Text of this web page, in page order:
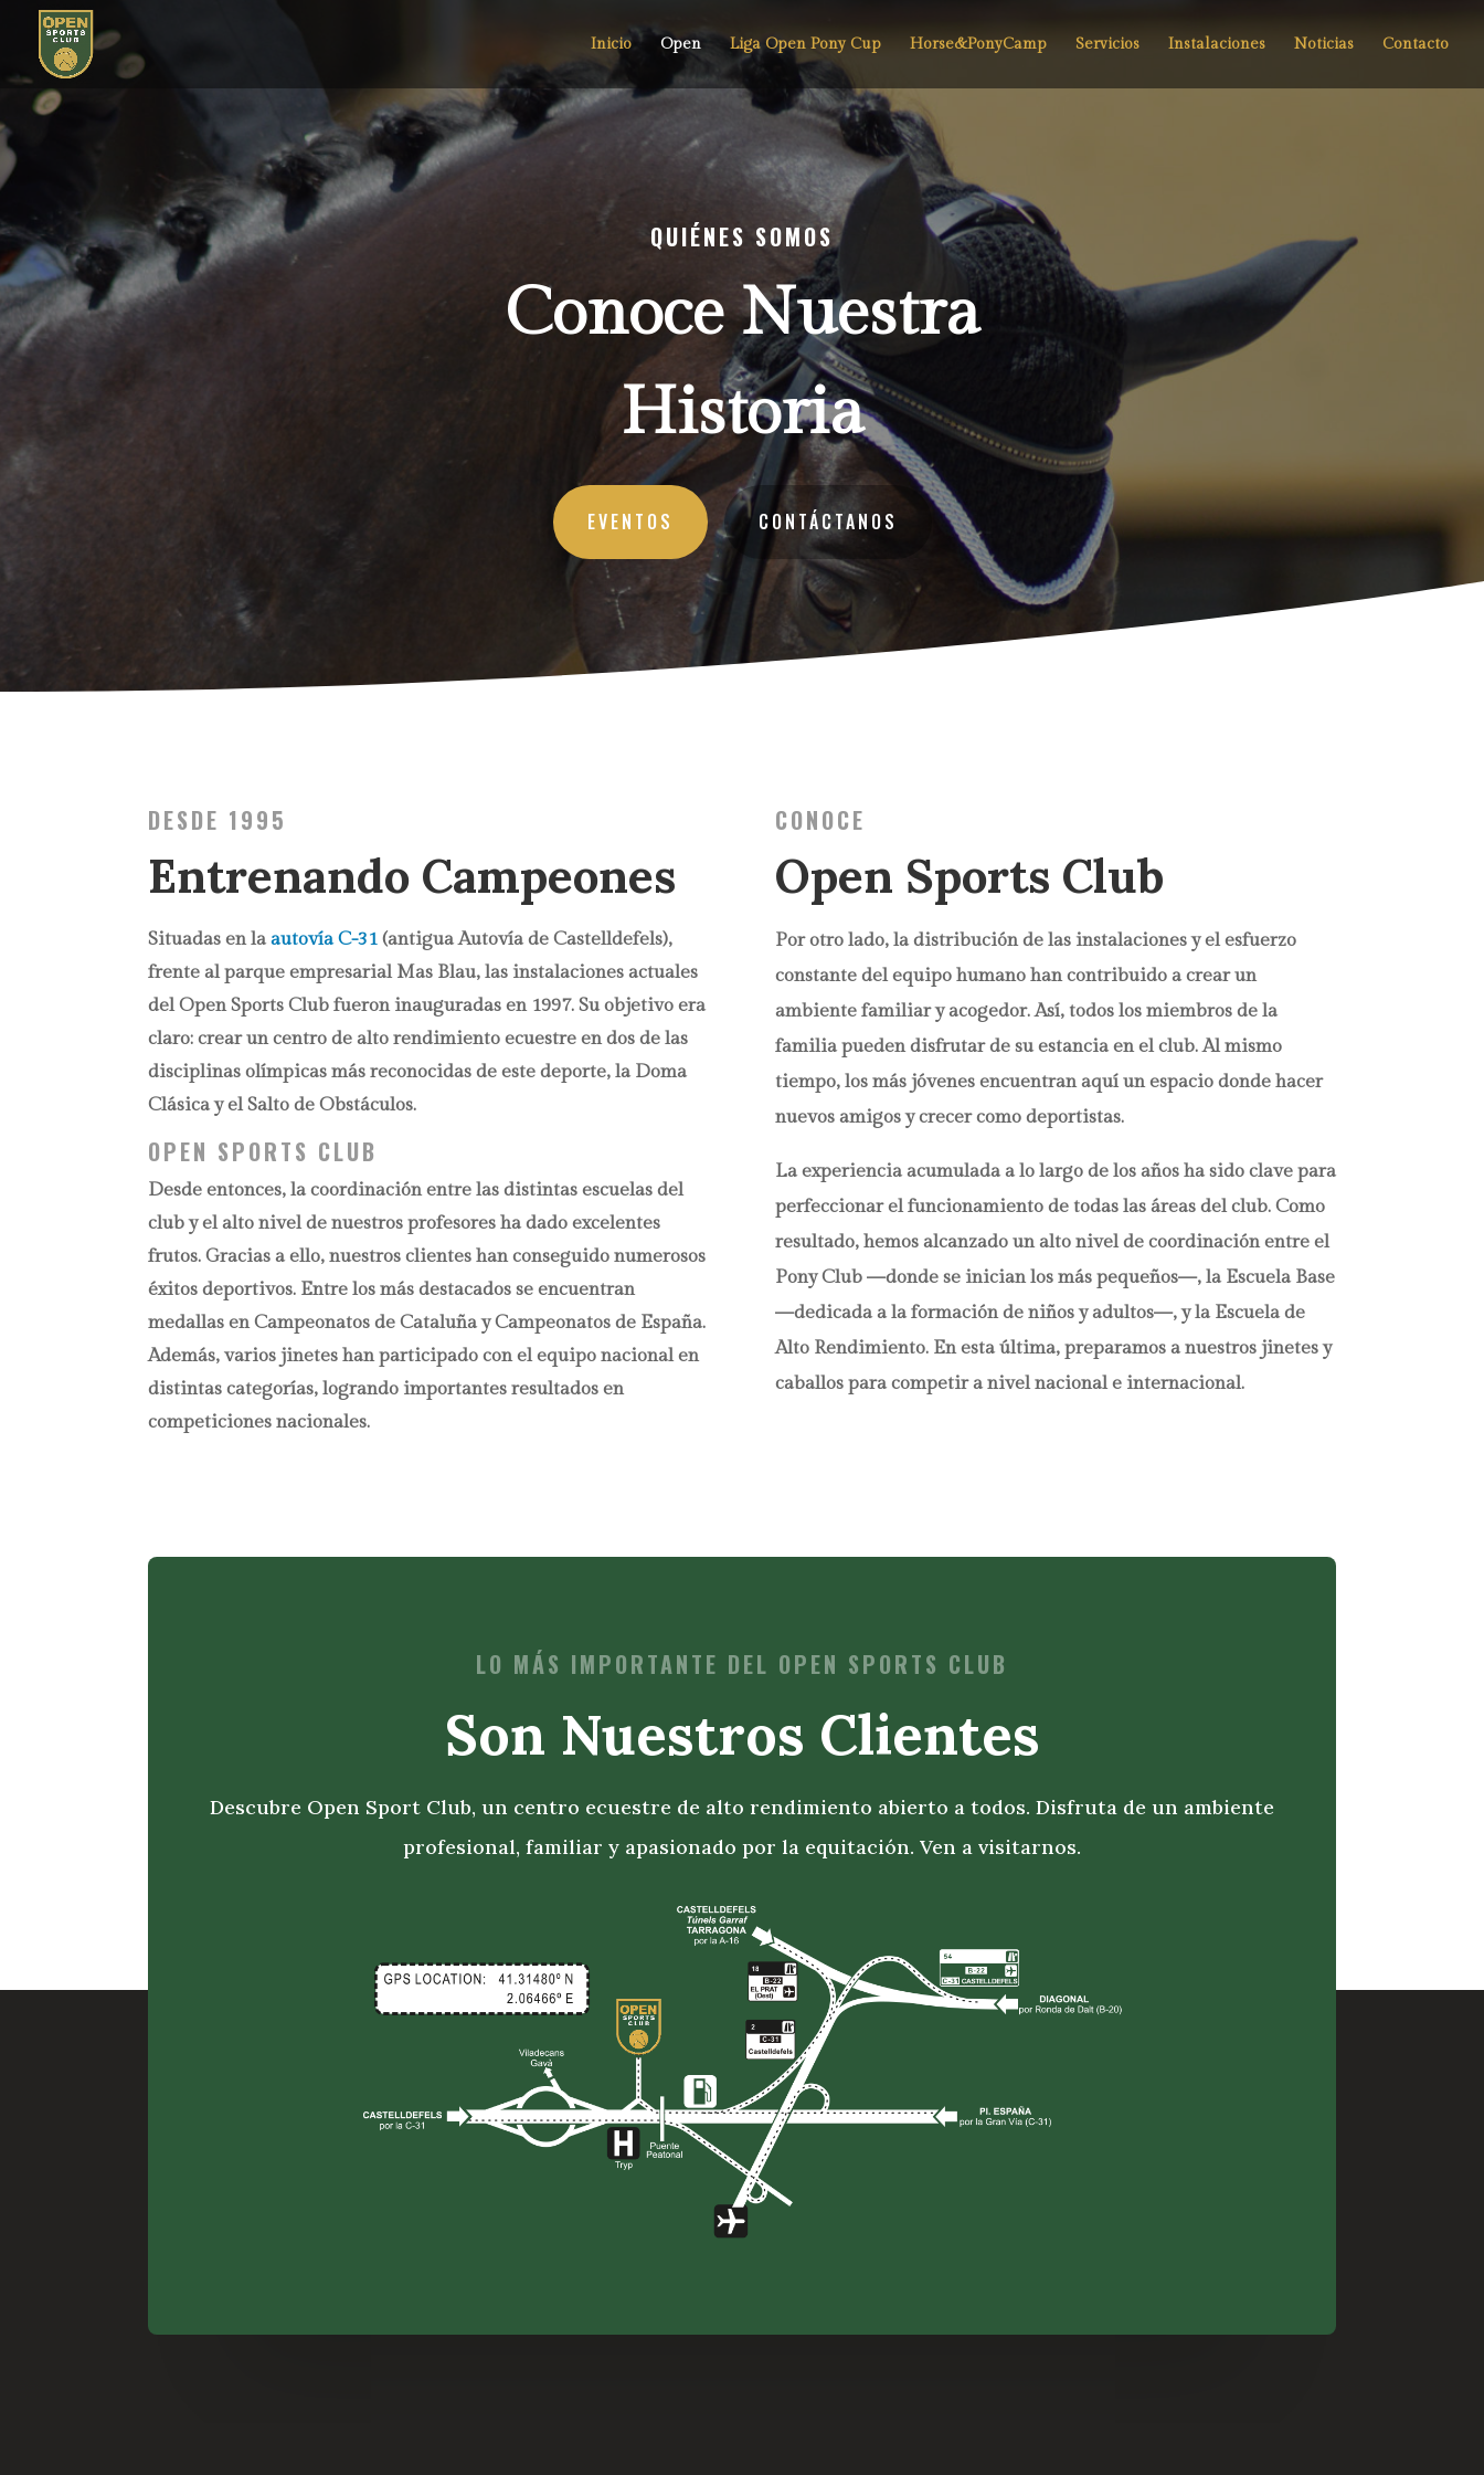
Inicio Open Liga Open Pony Cup Horse&PonyCamp Servicios Instalaciones Noticias Contacto
QUIÉNES SOMOS
Conoce Nuestra
Historia
EVENTOS CONTÁCTANOS
DESDE 1995
Entrenando Campeones
CONOCE
Open Sports Club
Situadas en laautovía C-31 (antigua Autovía de Castelldefels),
frente al parque empresarial Mas Blau, las instalaciones actuales
del Open Sports Club fueron inauguradas en 1997. Su objetivo era
claro: crear un centro de alto rendimiento ecuestre en dos de las
disciplinas olímpicas más reconocidas de este deporte, la Doma
Clásica y el Salto de Obstáculos.
OPEN SPORTS CLUB
Desde entonces, la coordinación entre las distintas escuelas del
club y el alto nivel de nuestros profesores ha dado excelentes
frutos. Gracias a ello, nuestros clientes han conseguido numerosos
éxitos deportivos. Entre los más destacados se encuentran
medallas en Campeonatos de Cataluña y Campeonatos de España.
Además, varios jinetes han participado con el equipo nacional en
distintas categorías, logrando importantes resultados en
competiciones nacionales.
Por otro lado, la distribución de las instalaciones y el esfuerzo
constante del equipo humano han contribuido a crear un
ambiente familiar y acogedor. Así, todos los miembros de la
familia pueden disfrutar de su estancia en el club. Al mismo
tiempo, los más jóvenes encuentran aquí un espacio donde hacer
nuevos amigos y crecer como deportistas.
La experiencia acumulada a lo largo de los años ha sido clave para
perfeccionar el funcionamiento de todas las áreas del club. Como
resultado, hemos alcanzado un alto nivel de coordinación entre el
Pony Club —donde se inician los más pequeños—, la Escuela Base
—dedicada a la formación de niños y adultos—, y la Escuela de
Alto Rendimiento. En esta última, preparamos a nuestros jinetes y
caballos para competir a nivel nacional e internacional.
LO MÁS IMPORTANTE DEL OPEN SPORTS CLUB
Son Nuestros Clientes
Descubre Open Sport Club, un centro ecuestre de alto rendimiento abierto a todos. Disfruta de un ambiente
profesional, familiar y apasionado por la equitación. Ven a visitarnos.